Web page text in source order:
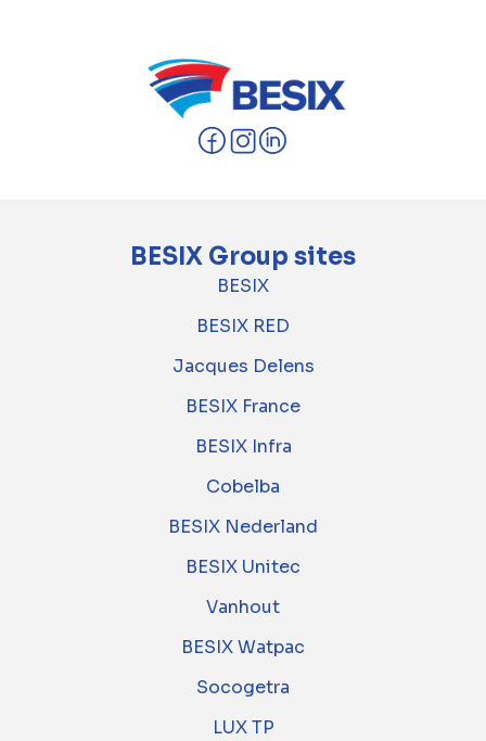
BESIX Group sites
BESIX
BESIX RED
Jacques Delens
BESIX France
BESIX Infra
Cobelba
BESIX Nederland
BESIX Unitec
Vanhout
BESIX Watpac
Socogetra
LUX TP